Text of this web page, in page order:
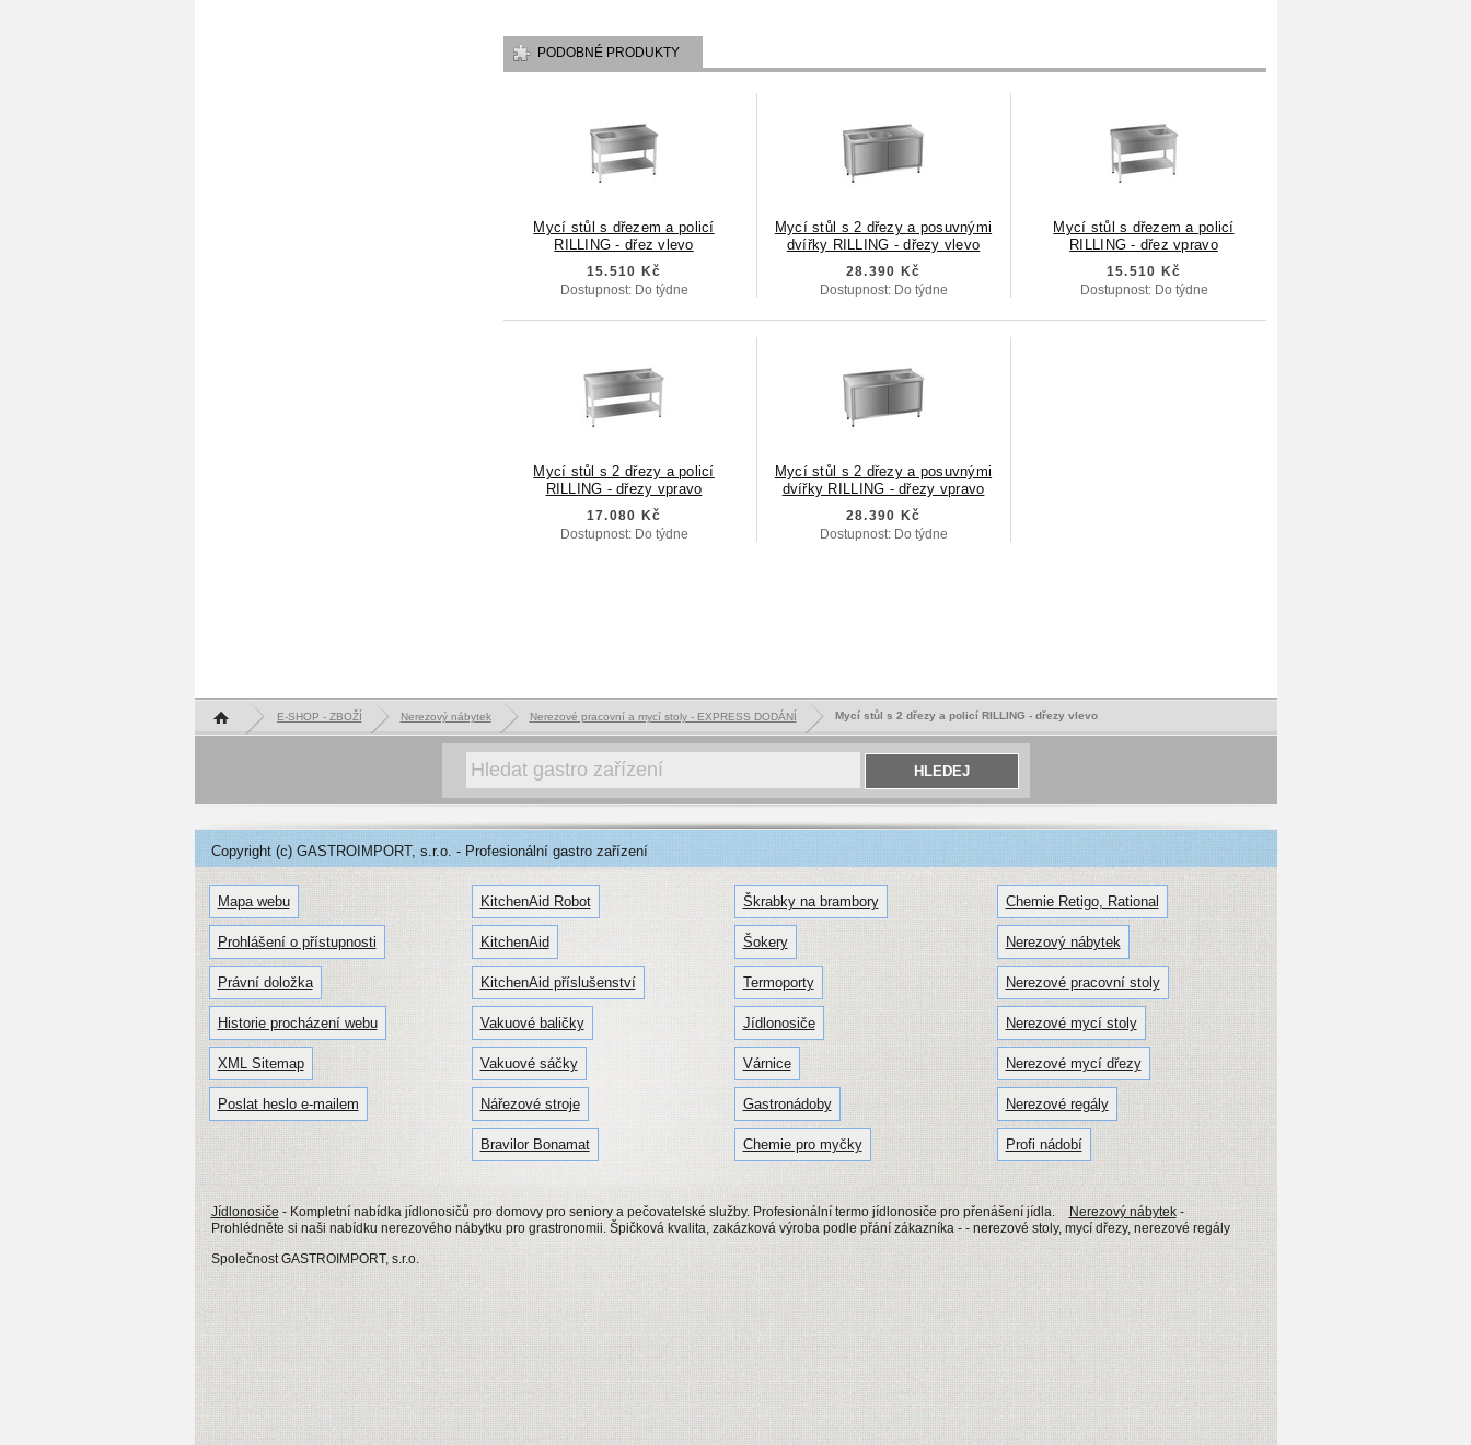
PODOBNÉ PRODUKTY
Mycí stůl s dřezem a policí
RILLING - dřez vlevo
15.510 Kč
Dostupnost: Do týdne
Mycí stůl s 2 dřezy a posuvnými
dvířky RILLING - dřezy vlevo
28.390 Kč
Dostupnost: Do týdne
Mycí stůl s dřezem a policí
RILLING - dřez vpravo
15.510 Kč
Dostupnost: Do týdne
Mycí stůl s 2 dřezy a policí
RILLING - dřezy vpravo
17.080 Kč
Dostupnost: Do týdne
Mycí stůl s 2 dřezy a posuvnými
dvířky RILLING - dřezy vpravo
28.390 Kč
Dostupnost: Do týdne
Hlavní stránka E-SHOP - ZBOŽÍ Nerezový nábytek Nerezové pracovní a mycí stoly - EXPRESS DODÁNÍ Mycí stůl s 2 dřezy a policí RILLING - dřezy vlevo
Copyright (c) GASTROIMPORT, s.r.o. - Profesionální gastro zařízení
Mapa webu
Prohlášení o přístupnosti
Právní doložka
Historie procházení webu
XML Sitemap
Poslat heslo e-mailem
KitchenAid Robot
KitchenAid
KitchenAid příslušenství
Vakuové baličky
Vakuové sáčky
Nářezové stroje
Bravilor Bonamat
Škrabky na brambory
Šokery
Termoporty
Jídlonosiče
Várnice
Gastronádoby
Chemie pro myčky
Chemie Retigo, Rational
Nerezový nábytek
Nerezové pracovní stoly
Nerezové mycí stoly
Nerezové mycí dřezy
Nerezové regály
Profi nádobí
Jídlonosiče - Kompletní nabídka jídlonosičů pro domovy pro seniory a pečovatelské služby. Profesionální termo jídlonosiče pro přenášení jídla. Nerezový nábytek -
Prohlédněte si naši nabídku nerezového nábytku pro grastronomii. Špičková kvalita, zakázková výroba podle přání zákazníka - - nerezové stoly, mycí dřezy, nerezové regály
Společnost GASTROIMPORT, s.r.o.